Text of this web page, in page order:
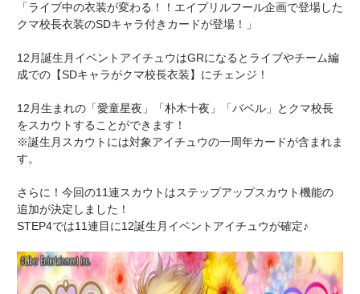
「ライブ中の衣装が変わる！！エイプリルフール企画で登場した
クマ校長衣装のSDキャラ付きカードが登場！」
12月誕生月イベントアイチュウはGRになるとライブやチーム編
成での【SDキャラがクマ校長衣装】にチェンジ！
12月生まれの「愛童星夜」「朴木十夜」「バベル」とクマ校長
をスカウトすることができます！
※誕生月スカウトには対象アイチュウの一周年カードが含まれま
す。
さらに！今回の11連スカウトはステップアップスカウト機能の
追加が決定しました！
STEP4では11連目に12誕生月イベントアイチュウが確定♪